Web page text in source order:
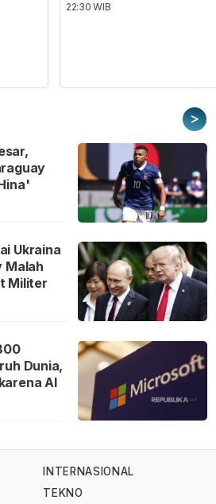
22:30 WIB
>
Ukraina
Malah
Militer
Dunia,
AI
INTERNASIONAL
TEKNO